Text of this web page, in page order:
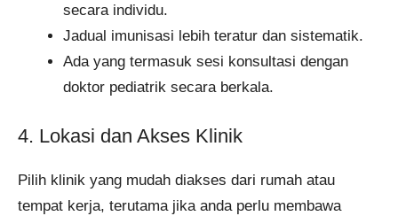
secara individu.
Jadual imunisasi lebih teratur dan sistematik.
Ada yang termasuk sesi konsultasi dengan
doktor pediatrik secara berkala.
4. Lokasi dan Akses Klinik
Pilih klinik yang mudah diakses dari rumah atau
tempat kerja, terutama jika anda perlu membawa